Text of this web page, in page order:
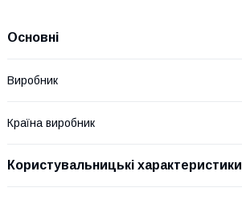
Основні
Виробник
Країна виробник
Користувальницькі характеристики